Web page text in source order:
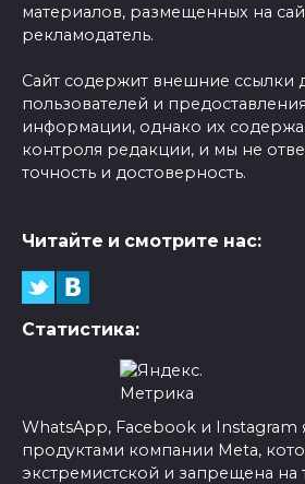
материалов, размещенных на
рекламодатель.
Сайт содержит внешние ссылки
пользователей и
информации, однако их
контроля редакции, и мы не
точность и достоверность.
Читайте и смотрите нас:
Статистика:
WhatsApp, Facebook и Instagram
продуктами компании Meta,
экстремистской и запрещена